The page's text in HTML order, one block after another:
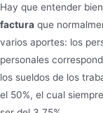
Hay que entender
factura que
varios aportes: los
personales
los sueldos de los
el 50%, el cual